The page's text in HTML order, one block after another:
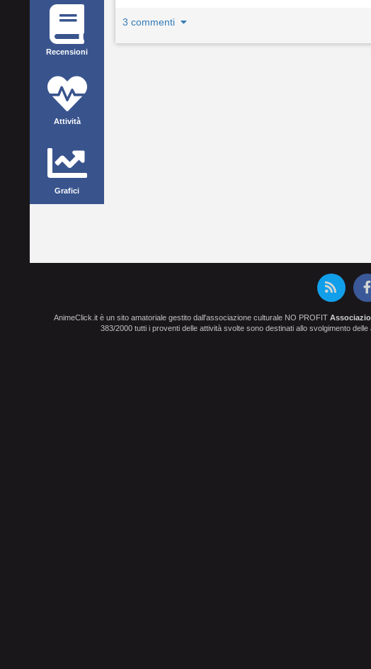
Recensioni
Attività
Grafici
3 commenti
AnimeClick.it è un sito amatoriale gestito dall'associazione culturale NO PROFIT
383/2000 tutti i proventi delle attività svolte sono destinati allo svolgimento